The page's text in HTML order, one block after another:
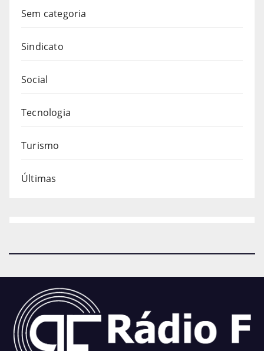
Sem categoria
Sindicato
Social
Tecnologia
Turismo
Últimas